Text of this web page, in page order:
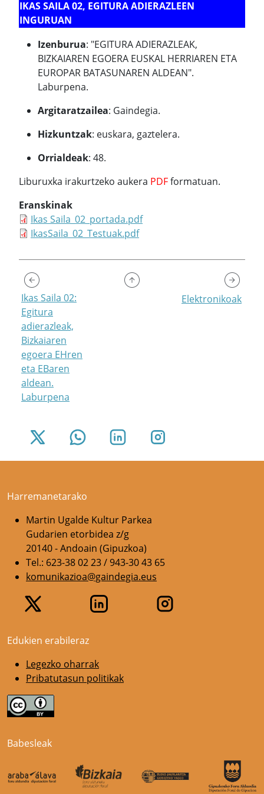
IKAS SAILA 02, EGITURA ADIERAZLEEN
INGURUAN
Izenburua: "EGITURA ADIERAZLEAK,
BIZKAIAREN EGOERA EUSKAL HERRIAREN ETA
EUROPAR BATASUNAREN ALDEAN".
Laburpena.
Argitaratzailea: Gaindegia.
Hizkuntzak: euskara, gaztelera.
Orrialdeak: 48.
Liburuxka irakurtzeko aukera PDFformatuan.
Eranskinak
Ikas Saila_02_portada.pdf
IkasSaila_02_Testuak.pdf
Ikas Saila 02:
Egitura
adierazleak,
Bizkaiaren
egoera EHren
eta EBaren
aldean.
Laburpena
Elektronikoak
Harremanetarako
Martin Ugalde Kultur Parkea
Gudarien etorbidea z/g
20140 - Andoain (Gipuzkoa)
Tel.: 623-38 02 23 / 943-30 43 65
komunikazioa@gaindegia.eus
Edukien erabileraz
Legezko oharrak
Pribatutasun politikak
Babesleak